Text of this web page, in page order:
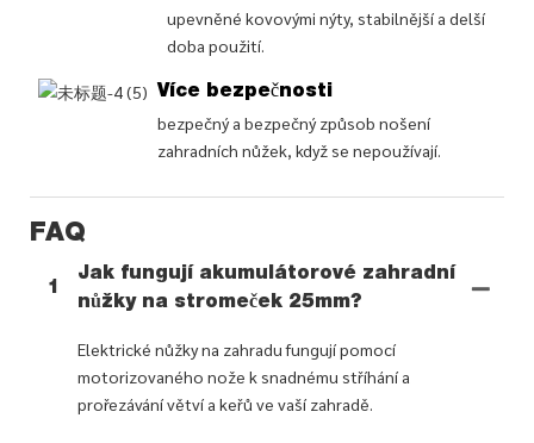
upevněné kovovými nýty, stabilnější a delší
doba použití.
Více bezpečnosti
bezpečný a bezpečný způsob nošení
zahradních nůžek, když se nepoužívají.
FAQ
1
Jak fungují akumulátorové zahradní
nůžky na stromeček 25mm?
Elektrické nůžky na zahradu fungují pomocí
motorizovaného nože k snadnému stříhání a
prořezávání větví a keřů ve vaší zahradě.